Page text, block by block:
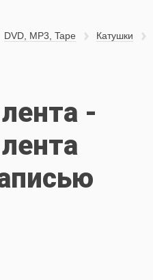
DVD, MP3, Tape Катушки
-